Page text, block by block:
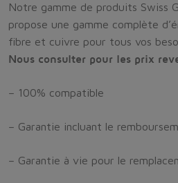
Notre gamme de produits Swiss
propose une gamme complète
fibre et cuivre pour tous vos
Nous consulter pour les prix
– 100% compatible
– Garantie incluant le
– Garantie à vie pour le